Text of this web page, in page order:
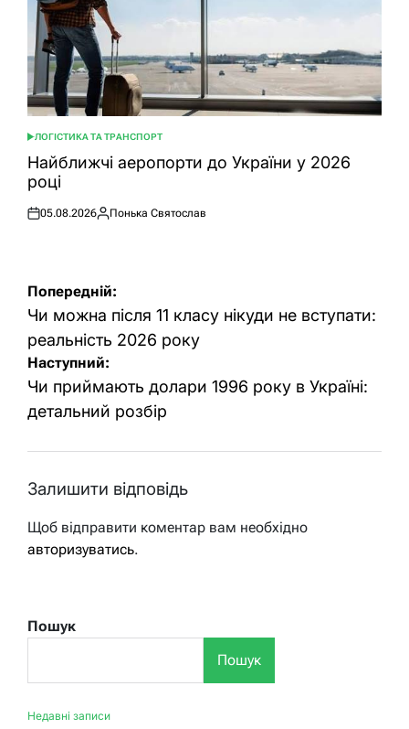
ОПУБЛІКУВАТИ
У
ЛОГІСТИКА ТА ТРАНСПОРТ
Найближчі аеропорти до України у 2026
році
Оприлюднено
05.08.2026
Опубліковано
Понька Святослав
Навігація
записів
Попередній:
Чи можна після 11 класу нікуди не вступати:
реальність 2026 року
Наступний:
Чи приймають долари 1996 року в Україні:
детальний розбір
Залишити відповідь
Щоб відправити коментар вам необхідно
авторизуватись.
Пошук
Пошук
Недавні записи